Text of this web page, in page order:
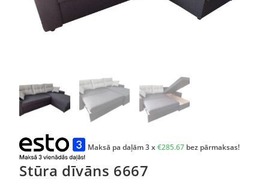
Maksā pa daļām 3 x€285.67 bez pārmaksas!
Stūra dīvāns 6667